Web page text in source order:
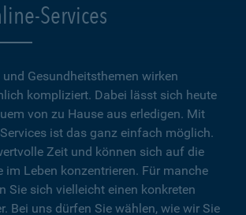
Services
Gesundheitsthemen wirken
kompliziert. Dabei lässt sich heute
von zu Hause aus erledigen. Mit
ist das ganz einfach möglich.
Zeit und können sich auf die
im Leben konzentrieren. Für manche
Sie sich vielleicht einen konkreten
Bei uns dürfen Sie wählen, wie wir Sie